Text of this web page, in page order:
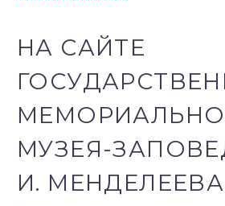
НА САЙТЕ
МУЗЕЯ-
И. МЕНДЕЛЕЕВА